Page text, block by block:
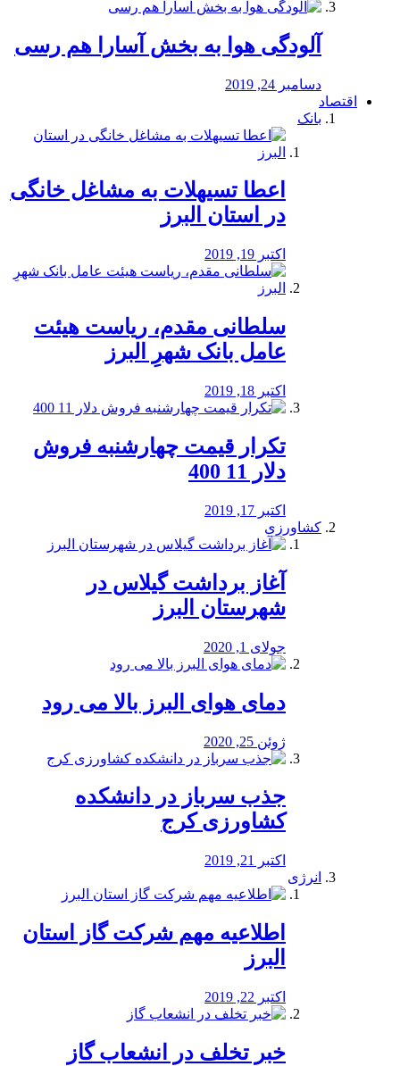
آلودگی هوا به بخش آسارا هم رسی
دسامبر 24, 2019
اقتصاد
بانک
️اعطا تسیهلات به مشاغل خانگی
در استان البرز
اکتبر 19, 2019
سلطانی مقدم، ریاست هیئت
عامل بانک شهرِ البرز
اکتبر 18, 2019
تکرار قیمت چهارشنبه فروش
دلار 11 400
اکتبر 17, 2019
کشاورزی
آغاز برداشت گیلاس در
شهرستان البرز
جولای 1, 2020
دمای هوای البرز بالا می رود
ژوئن 25, 2020
جذب سرباز در دانشکده
کشاورزی کرج
اکتبر 21, 2019
انرژی
️اطلاعیه مهم شرکت گاز استان
البرز
اکتبر 22, 2019
خبر تخلف در انشعاب گاز